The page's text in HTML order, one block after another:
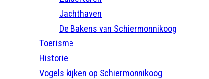
Jachthaven
De Bakens van Schiermonnikoog
Toerisme
Historie
Vogels kijken op Schiermonnikoog